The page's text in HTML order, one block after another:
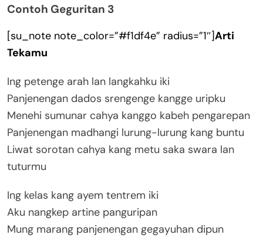
Contoh Geguritan 3
[su_note note_color=”#f1df4e” radius=”1″]Arti
Tekamu
Ing petenge arah lan langkahku iki
Panjenengan dados srengenge kangge uripku
Menehi sumunar cahya kanggo kabeh pengarepan
Panjenengan madhangi lurung-lurung kang buntu
Liwat sorotan cahya kang metu saka swara lan
tuturmu
Ing kelas kang ayem tentrem iki
Aku nangkep artine panguripan
Mung marang panjenengan gegayuhan dipun